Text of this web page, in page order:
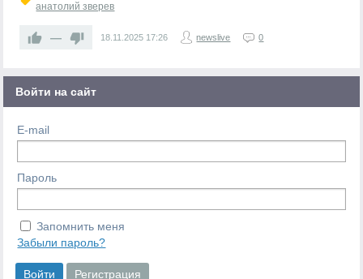
анатолий зверев
— 18.11.2025 17:26 newslive 0
Войти на сайт
E-mail
Пароль
Запомнить меня
Забыли пароль?